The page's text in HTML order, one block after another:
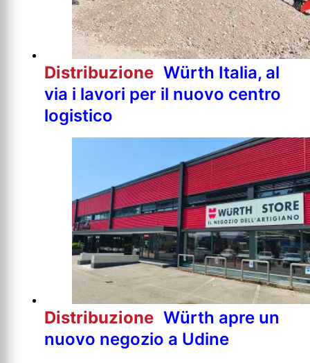
Distribuzione Würth Italia, al
via i lavori per il nuovo centro
logistico
Distribuzione Würth apre un
nuovo negozio a Udine